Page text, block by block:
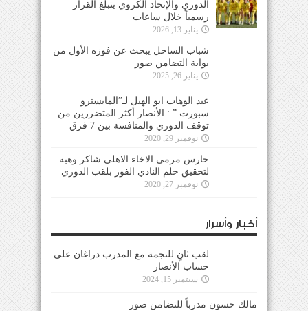
الدوري والإتحاد الكروي يتبلغ القرار
رسمياً خلال ساعات
يناير 13, 2026
شباب الساحل يبحث عن فوزه الأول من
بوابة التضامن صور
يناير 26, 2025
عبد الوهاب ابو الهيل لـ”المايسترو
سبورت ” : الأنصار أكثر المتضررين من
توقف الدوري والمنافسة بين 7 فرق
نوفمبر 29, 2020
حارس مرمى الاخاء الاهلي شاكر وهبه :
لتحقيق حلم النادي الفوز بلقب الدوري
نوفمبر 27, 2020
أخبار وأسرار
لقب ثانٍ للنجمة مع المدرب دراغان على
حساب الأنصار
سبتمبر 15, 2024
مالك حسون مدرباً للتضامن صور